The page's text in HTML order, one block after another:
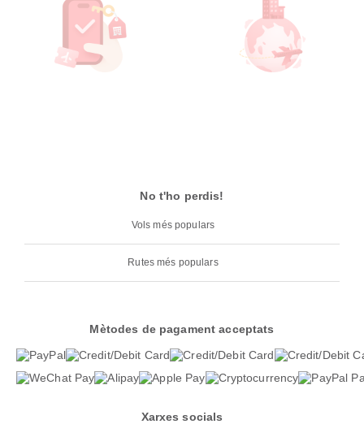
No t'ho perdis!
Vols més populars
Rutes més populars
Mètodes de pagament acceptats
Xarxes socials